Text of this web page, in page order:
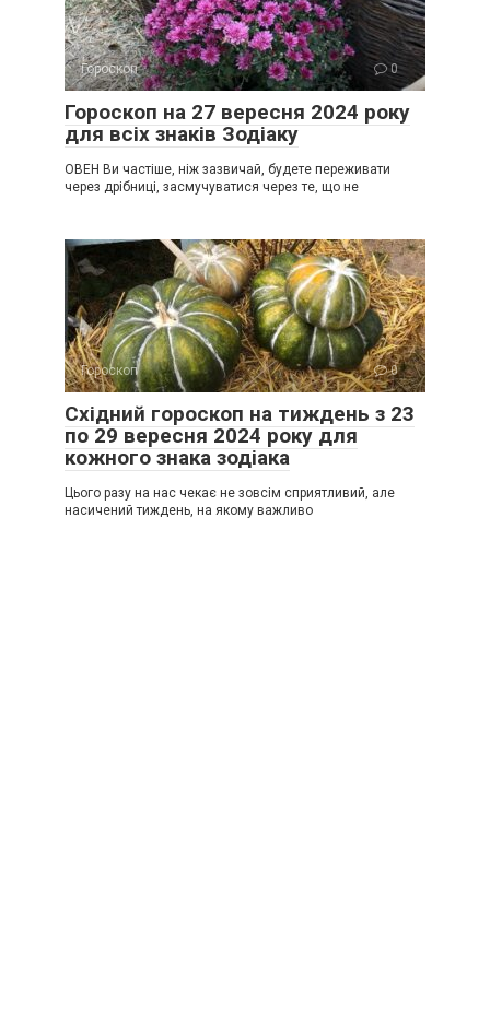
Гороскоп 0
Гороскоп на 27 вересня 2024 року
для всіх знаків Зодіаку
ОВЕН Ви частіше, ніж зазвичай, будете переживати
через дрібниці, засмучуватися через те, що не
Гороскоп 0
Східний гороскоп на тиждень з 23
по 29 вересня 2024 року для
кожного знака зодіака
Цього разу на нас чекає не зовсім сприятливий, але
насичений тиждень, на якому важливо